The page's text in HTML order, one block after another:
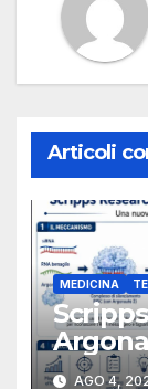
Articoli
MEDICINA
AGO 4,